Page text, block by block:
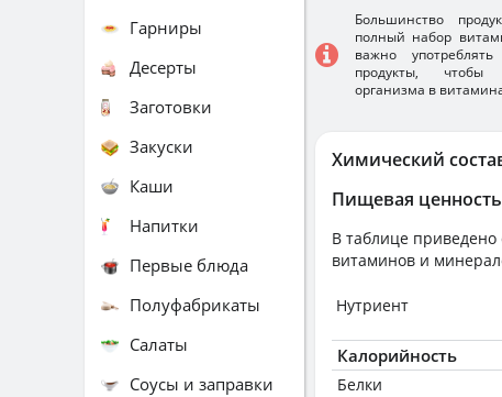
Химический
Пищевая
В таблице
витаминов и
Нутриент
Калорийность
Белки
Большинство
полный набор
важно
продукты, чтобы
организма в
Гарниры
Десерты
Заготовки
Закуски
Каши
Напитки
Первые блюда
Полуфабрикаты
Салаты
Соусы и заправки